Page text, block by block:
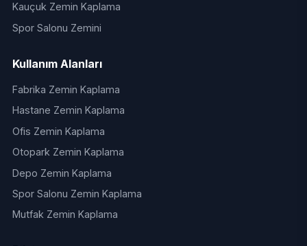
Kauçuk Zemin Kaplama
Spor Salonu Zemini
Kullanım Alanları
Fabrika Zemin Kaplama
Hastane Zemin Kaplama
Ofis Zemin Kaplama
Otopark Zemin Kaplama
Depo Zemin Kaplama
Spor Salonu Zemin Kaplama
Mutfak Zemin Kaplama